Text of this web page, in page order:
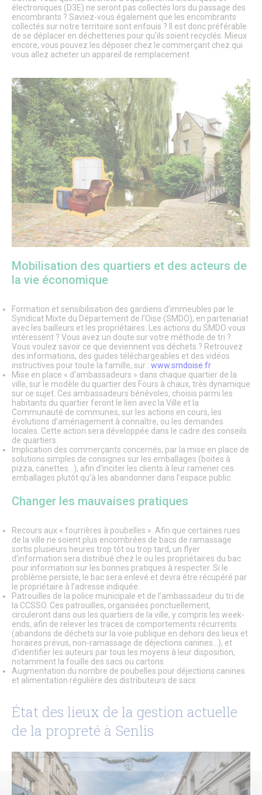
Délibérations du CCAS
CULTURE, SPORT & LOISIRS
Culture
Évènements culturels
Senlis, ville de cinéma
Pass’ famille
Associations culturelles
Sport
Équipements sportifs
Piscine municipale
Le Conseil local du sport
Centre Municipal des Sports
Associations sportives
Parcours de marche dans les quartiers
Le Sport des moins de 6 ans à Senlis
Récompenses sportives et trophées du club sportif de
l’année.
Pass’ famille
Actualités sportives
Loisirs
Fête de la Saint Rieul
Senlis en Fête : La Magie de Noël envahit la Ville
Les Lézards d’été
Les Rendez-vous aux jardins
Fête de la science à Senlis
Foire médiévale de Senlis
Feu d’artifice
La Fête des Voisins
La Maison des Loisirs
Le Salon du Jardin
Le Sentier des Faubourgs de Senlis
Le cinéma
Pass’ famille
Association de loisirs
Vie associative
Associations
Procédure de demande de subvention
Communication des associations
Forum des Associations
Organisation de manifestations
Salles de prestige
Salles polyvalentes
Modalités de location
ÉCO. / COMMERCE
Commerce & entreprises
Annuaire des Commerces
Formulaire de création ou de mise à jour des commerces
Annuaire des Entreprises
Formulaire de création et mise à jour des entreprises
Association des Commercants de Senlis
Association Sud Oise Entreprises
Emploi & Stages
Marchés Publics
Les marchés alimentaires
électroniques (D3E) ne seront pas collectés lors du passage des
encombrants ? Saviez-vous également que les encombrants
collectés sur notre territoire sont enfouis ? Il est donc préférable
de se déplacer en déchetteries pour qu’ils soient recyclés. Mieux
encore, vous pouvez les déposer chez le commerçant chez qui
vous allez acheter un appareil de remplacement.
Mobilisation des quartiers et des acteurs de
la vie économique
Formation et sensibilisation des gardiens d’immeubles par le
Syndicat Mixte du Département de l’Oise (SMDO), en partenariat
avec les bailleurs et les propriétaires. Les actions du SMDO vous
intéressent ? Vous avez un doute sur votre méthode de tri ?
Vous voulez savoir ce que deviennent vos déchets ? Retrouvez
des informations, des guides téléchargeables et des vidéos
instructives pour toute la famille, sur : www.smdoise.fr
Mise en place « d’ambassadeurs » dans chaque quartier de la
ville, sur le modèle du quartier des Fours à chaux, très dynamique
sur ce sujet. Ces ambassadeurs bénévoles, choisis parmi les
habitants du quartier feront le lien avec la Ville et la
Communauté de communes, sur les actions en cours, les
évolutions d’aménagement à connaître, ou les demandes
locales. Cette action sera développée dans le cadre des conseils
de quartiers.
Implication des commerçants concernés, par la mise en place de
solutions simples de consignes sur les emballages (boites à
pizza, canettes…), afin d’inciter les clients à leur ramener ces
emballages plutôt qu’à les abandonner dans l’espace public.
Changer les mauvaises pratiques
Recours aux « fourrières à poubelles ». Afin que certaines rues
de la ville ne soient plus encombrées de bacs de ramassage
sortis plusieurs heures trop tôt ou trop tard, un flyer
d’information sera distribué chez le ou les propriétaires du bac
pour information sur les bonnes pratiques à respecter. Si le
problème persiste, le bac sera enlevé et devra être récupéré par
le propriétaire à l’adresse indiquée.
Patrouilles de la police municipale et de l’ambassadeur du tri de
la CCSSO. Ces patrouilles, organisées ponctuellement,
circuleront dans ous les quartiers de la ville, y compris les week-
ends, afin de relever les traces de comportements récurrents
(abandons de déchets sur la voie publique en dehors des lieux et
horaires prévus, non-ramassage de déjections canines…), et
d’identifier les auteurs par tous les moyens à leur disposition,
notamment la fouille des sacs ou cartons.
Augmentation du nombre de poubelles pour déjections canines
et alimentation régulière des distributeurs de sacs.
État des lieux de la gestion actuelle
de la propreté à Senlis